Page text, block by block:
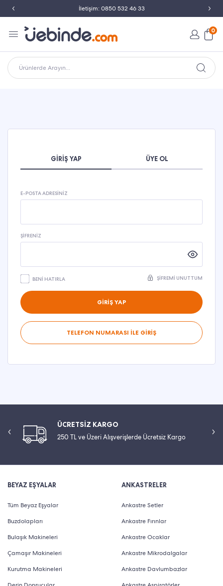
İletişim: 0850 532 46 33
0
Ürünlerde Arayın...
GIRIŞ YAP ÜYE OL
E-POSTA ADRESINIZ
ŞIFRENIZ
BENI HATIRLA ŞIFREMI UNUTTUM
GİRİŞ YAP
TELEFON NUMARASI İLE GİRİŞ
ÜCRETSİZ KARGO
250 TL ve Üzeri Alışverişlerde Ücretsiz Kargo
BEYAZ EŞYALAR
Tüm Beyaz Eşyalar
Buzdolapları
Bulaşık Makineleri
Çamaşır Makineleri
Kurutma Makineleri
ANKASTRELER
Ankastre Setler
Ankastre Fırınlar
Ankastre Ocaklar
Ankastre Mikrodalgalar
Ankastre Davlumbazlar